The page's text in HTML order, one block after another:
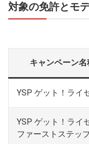
対象の免許とモ
キャンペーン名
YSP ゲット！ライ
YSP ゲット！ライ
ファーストステッ